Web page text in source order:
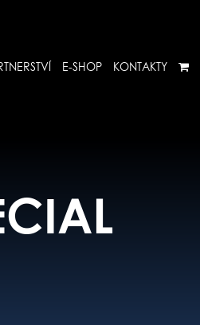
E-SHOP KONTAKTY